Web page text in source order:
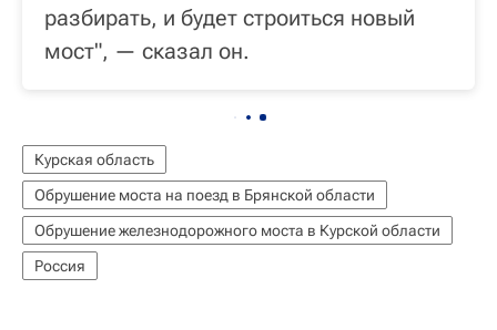
разбирать, и будет строиться новый
мост", — сказал он.
Курская область
Обрушение моста на поезд в Брянской области
Обрушение железнодорожного моста в Курской области
Россия